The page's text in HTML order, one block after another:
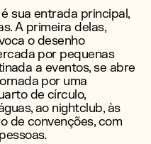
sua entrada principal,
A primeira delas,
o desenho
por pequenas
a eventos, se abre
por uma
de círculo,
ao nightclub, às
de convenções, com